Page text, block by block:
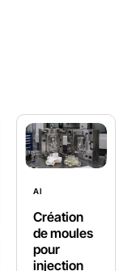
AI
Création
de moules
pour
injection